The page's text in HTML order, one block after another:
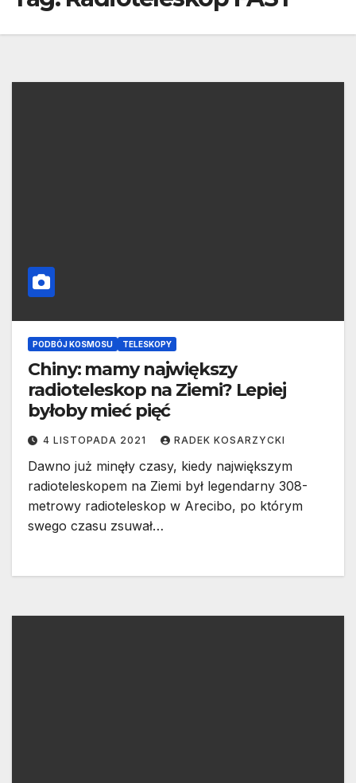
PODBÓJ KOSMOSU TELESKOPY
Chiny: mamy największy
radioteleskop na Ziemi? Lepiej
byłoby mieć pięć
4 LISTOPADA 2021 RADEK KOSARZYCKI
Dawno już minęły czasy, kiedy największym
radioteleskopem na Ziemi był legendarny 308-
metrowy radioteleskop w Arecibo, po którym
swego czasu zsuwał…